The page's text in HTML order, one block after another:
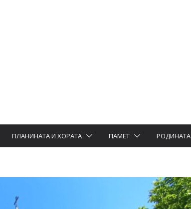
ПЛАНИНАТА И ХОРАТА ПАМЕТ РОДИНАТА